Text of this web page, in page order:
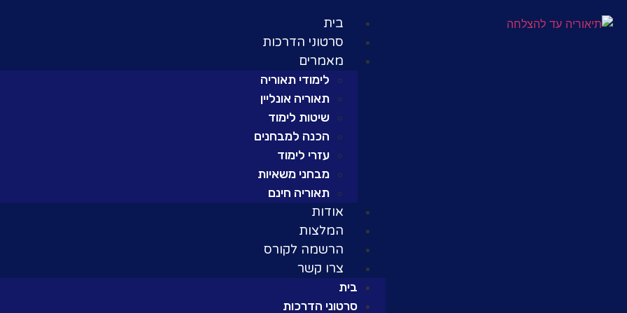
בית
סרטוני הדרכות
מאמרים
לימודי תאוריה
תאוריה אונליין
שיטות לימוד
הכנה למבחנים
עזרי לימוד
מבחני משאיות
תאוריה חינם
אודות
המלצות
הרשמה לקורס
צרו קשר
בית
סרטוני הדרכות